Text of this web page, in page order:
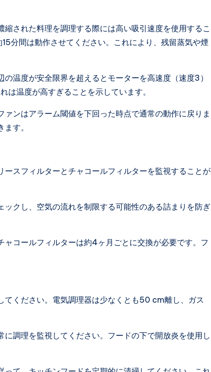
された料理を調理する際には高い吸引速度を使用するこ
分間は動作させてください。これにより、残留蒸気や煙
温度が安全限界を超えるとモーターを高速度（速度3）
温度が高すぎることを示しています。
ンはアラーム閾値を下回った時点で通常の動作に戻りま
す。
スフィルターとチャコールフィルターを監視することが
クし、空気の流れを制限する可能性のある詰まりを防ぎ
コールフィルターは約4ヶ月ごとに交換が必要です。フ
てください。電気調理器は少なくとも50 cm離し、ガス
調理を監視してください。フードの下で開放炎を使用し